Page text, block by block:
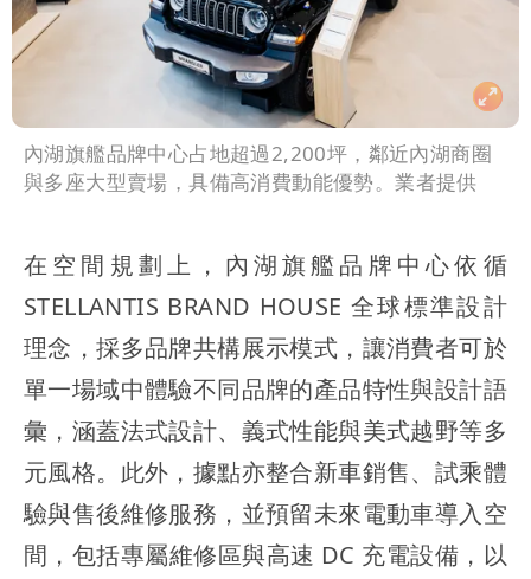
內湖旗艦品牌中心占地超過2,200坪，鄰近內湖商圈
與多座大型賣場，具備高消費動能優勢。業者提供
在空間規劃上，內湖旗艦品牌中心依循
STELLANTIS BRAND HOUSE 全球標準設計
理念，採多品牌共構展示模式，讓消費者可於
單一場域中體驗不同品牌的產品特性與設計語
彙，涵蓋法式設計、義式性能與美式越野等多
元風格。此外，據點亦整合新車銷售、試乘體
驗與售後維修服務，並預留未來電動車導入空
間，包括專屬維修區與高速 DC 充電設備，以